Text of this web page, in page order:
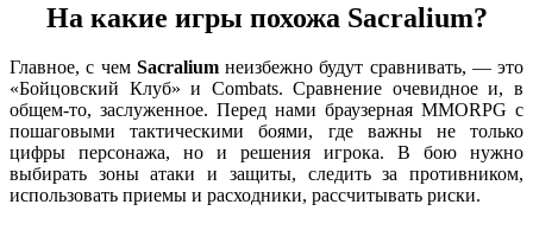
На какие игры похожа Sacralium?
Главное, с чем Sacraliumнеизбежно будут сравнивать, — это
«Бойцовский Клуб» и Combats. Сравнение очевидное и, в
общем-то, заслуженное. Перед нами браузерная MMORPG с
пошаговыми тактическими боями, где важны не только
цифры персонажа, но и решения игрока. В бою нужно
выбирать зоны атаки и защиты, следить за противником,
использовать приемы и расходники, рассчитывать риски.